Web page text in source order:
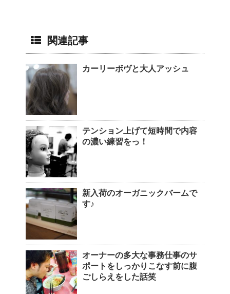
関連記事
カーリーボヴと大人アッシュ
テンション上げて短時間で内容
の濃い練習をっ！
新入荷のオーガニックバームで
す♪
オーナーの多大な事務仕事のサ
ポートをしっかりこなす前に腹
ごしらえをした話笑